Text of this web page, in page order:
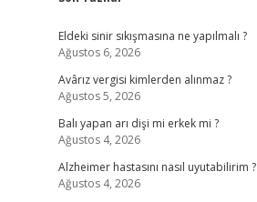
Sidebar
Eldeki sinir sıkışmasına ne yapılmalı ?
Ağustos 6, 2026
Avârız vergisi kimlerden alınmaz ?
Ağustos 5, 2026
Balı yapan arı dişi mi erkek mi ?
Ağustos 4, 2026
Alzheimer hastasını nasıl uyutabilirim ?
Ağustos 4, 2026